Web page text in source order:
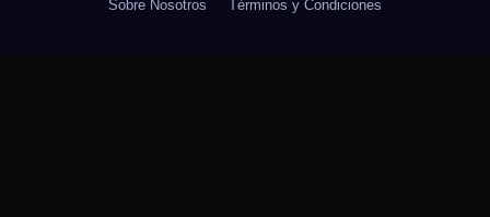
Sobre Nosotros Términos y Condiciones